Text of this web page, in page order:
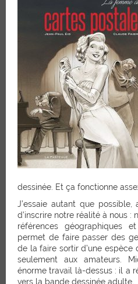
dessinée. Et ça fonctionne
J’essaie autant que possible,
d’inscrire notre réalité à nous :
références géographiques
permet de faire passer des
de la faire sortir d’une
seulement aux amateurs.
énorme travail là-dessus : il a
vers la bande dessinée adulte.